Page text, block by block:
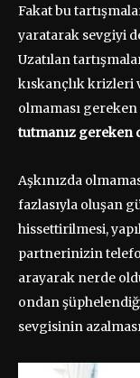
Fakat bu
yaratarak sevgiyi
Uzatılan
kıskançlık krizleri
olmaması
tutmanız gereken
Aşkınızda
fazlasıyla oluşan
hissettirilmesi,
partnerinizin
arayarak nerde
ondan
sevgisinin